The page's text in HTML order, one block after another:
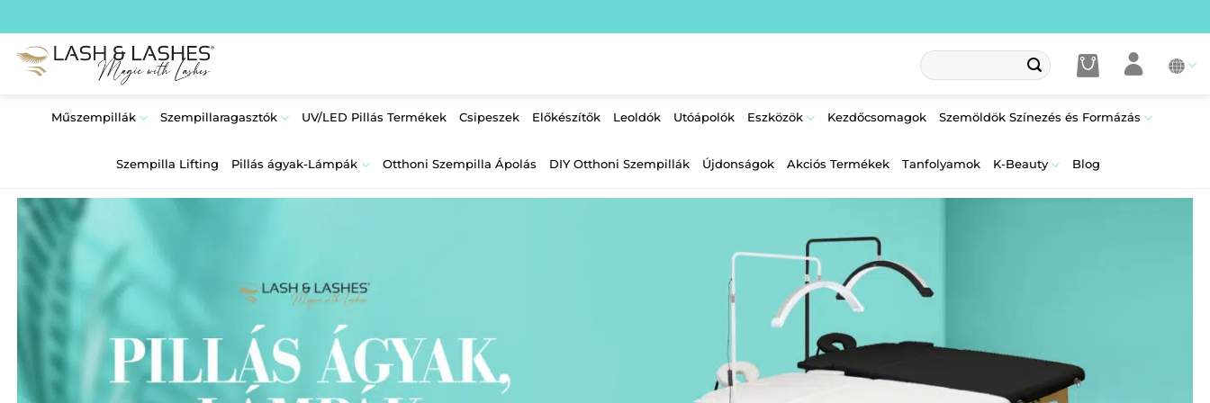
to
content
Keresés
a
Műszempillák
Szempillaragasztók UV/LED Pillás Termékek Csipeszek Előkészítők Leoldók Utóápolók Eszközök Kezdőcsomagok Szemöldök Színezés és Formázás
Szempilla Lifting Pillás ágyak-Lámpák Otthoni Szempilla Ápolás DIY Otthoni Szempillák Újdonságok Akciós Termékek Tanfolyamok K-Beauty Blog